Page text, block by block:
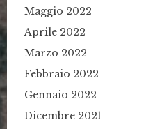
Maggio 2022
Aprile 2022
Marzo 2022
Febbraio 2022
Gennaio 2022
Dicembre 2021